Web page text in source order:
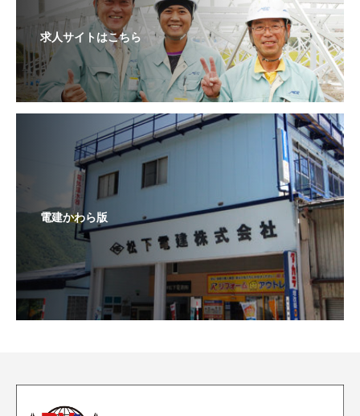
求人サイトはこちら
電建かわら版